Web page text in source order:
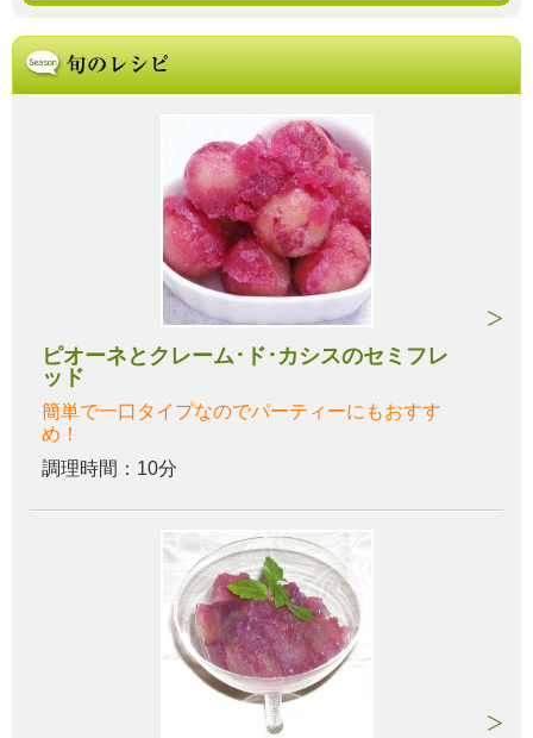
ピオーネとクレーム･ド･カシスのセミフレ
ッド
簡単で一口タイプなのでパーティーにもおすす
め！
調理時間：10分